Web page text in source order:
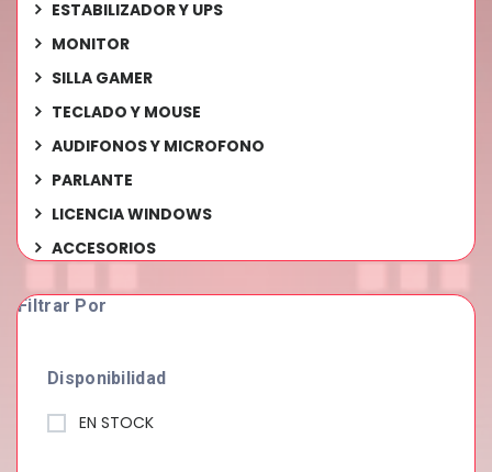
ESTABILIZADOR Y UPS
MONITOR
SILLA GAMER
TECLADO Y MOUSE
AUDIFONOS Y MICROFONO
PARLANTE
LICENCIA WINDOWS
ACCESORIOS
Filtrar Por
Disponibilidad
EN STOCK